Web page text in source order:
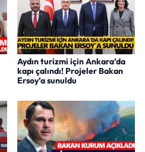
Aydın turizmi için Ankara’da
kapı çalındı! Projeler Bakan
Ersoy’a sunuldu